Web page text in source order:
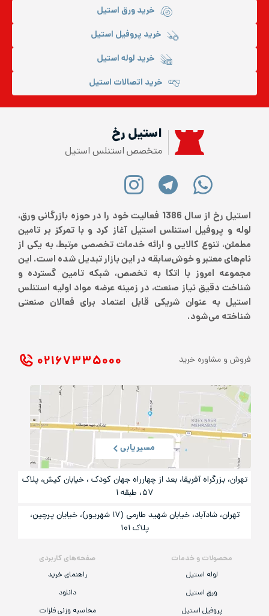
خرید ورق استیل
خرید پروفیل استیل
خرید لوله استیل
خرید اتصالات استیل
استیل رخ
متخصص استنلس استیل
استیل رخ از سال 1386 فعالیت خود را در حوزه بازرگانی ورق،
لوله و پروفیل استنلس استیل آغاز کرد و با تمرکز بر تامین
مطمئن، تنوع کالایی و ارائه خدمات تخصصی مرتبط، به یکی از
نام‌های معتبر و خوش‌سابقه در این بازار تبدیل شده است. این
مجموعه امروز با اتکا به تخصص، شبکه تامین گسترده و
شناخت دقیق نیاز صنعت، در زمینه عرضه مواد اولیه استنلس
استیل به عنوان شریکی قابل اعتماد برای فعالان صنعتی
شناخته می‌شود.
محصولات و خدمات
لوله استیل
ورق استیل
پروفیل استیل
صفحه‌های کاربردی
راهنمای خرید
دانلود
محاسبه وزنی فلزات
فروش و مشاوره خرید ۰۲۱ ۶۷۳۳۵۰۰۰
مسیریابی
تهران، بزرگراه آفریقا، بعد از چهارراه جهان کودک ، خیابان کیش، پلاک
۵۷، طبقه ۱
تهران، شادآباد، خیابان شهید طارمی (۱۷ شهریور)، خیایان پرچین،
پلاک ۱۰۱